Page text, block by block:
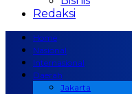
Redaksi
Home
Nasional
Internasional
Daerah
Jakarta